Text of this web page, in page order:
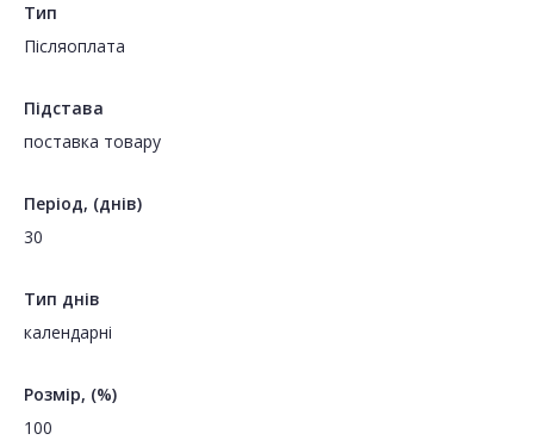
Тип
Пiсляоплата
Підстава
поставка товару
Період, (днів)
30
Тип днів
календарні
Розмір, (%)
100